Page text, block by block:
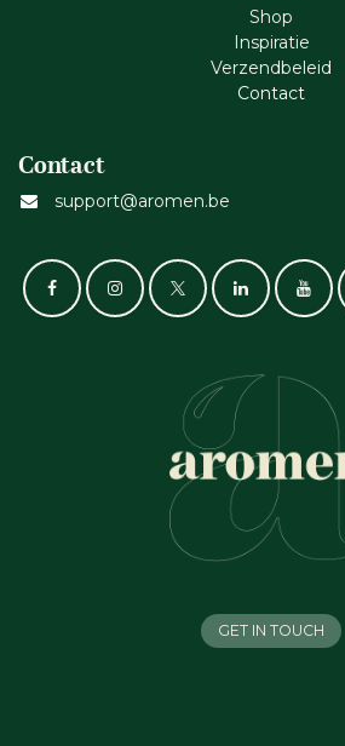
Shop
Inspiratie
Verzendbeleid
Cont​act
Contact
support@aromen.be
GET IN TOUCH